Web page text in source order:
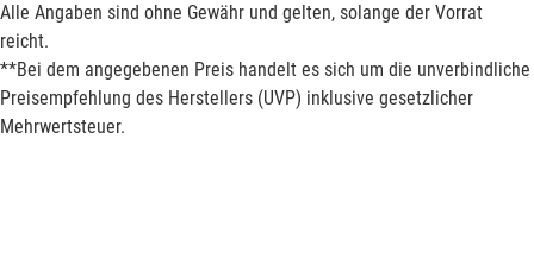
Alle Angaben sind ohne Gewähr und gelten, solange der Vorrat
reicht.
**Bei dem angegebenen Preis handelt es sich um die unverbindliche
Preisempfehlung des Herstellers (UVP) inklusive gesetzlicher
Mehrwertsteuer.